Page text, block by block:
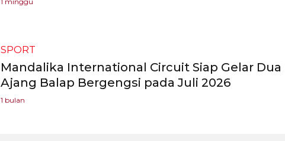
SPORT
Mandalika International Circuit Siap Gelar Dua
Ajang Balap Bergengsi pada Juli 2026
1 bulan